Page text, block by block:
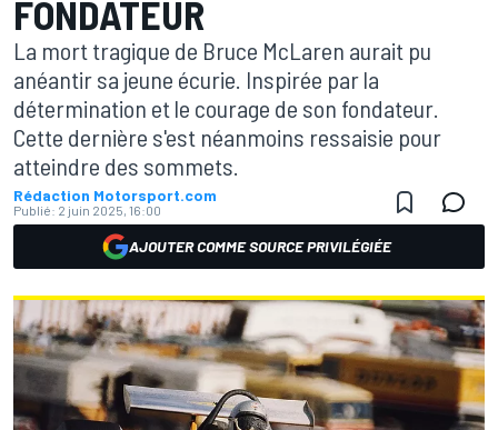
FONDATEUR
La mort tragique de Bruce McLaren aurait pu
anéantir sa jeune écurie. Inspirée par la
détermination et le courage de son fondateur.
Cette dernière s'est néanmoins ressaisie pour
atteindre des sommets.
Rédaction Motorsport.com
Publié: 2 juin 2025, 16:00
AJOUTER COMME SOURCE PRIVILÉGIÉE